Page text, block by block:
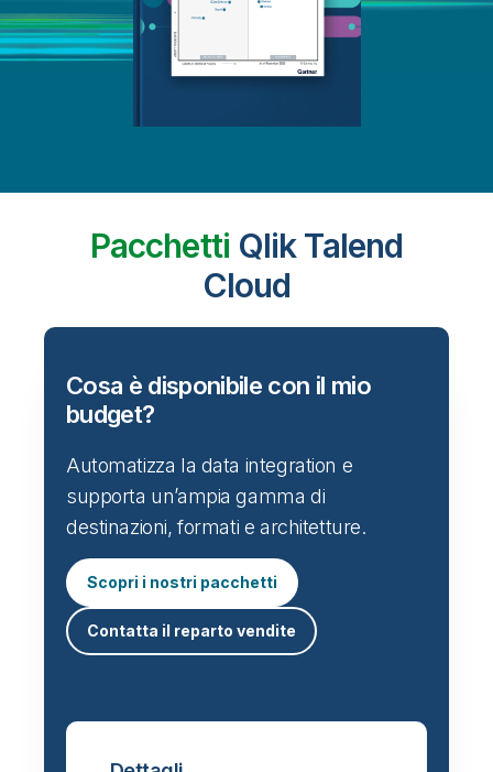
Pacchetti Qlik Talend
Cloud
Cosa è disponibile con il mio
budget?
Automatizza la data integration e
supporta un’ampia gamma di
destinazioni, formati e architetture.
Scopri i nostri pacchetti
Contatta il reparto vendite